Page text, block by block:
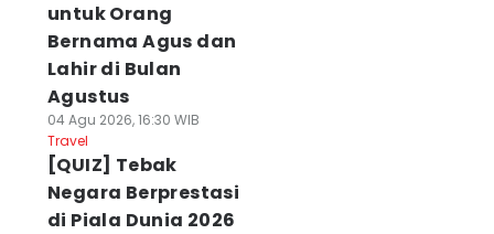
untuk Orang
Bernama Agus dan
Lahir di Bulan
Agustus
04 Agu 2026, 16:30 WIB
Travel
[QUIZ] Tebak
Negara Berprestasi
di Piala Dunia 2026